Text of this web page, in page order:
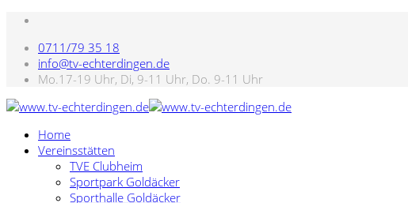
0711/79 35 18
info@tv-echterdingen.de
Mo.17-19 Uhr, Di, 9-11 Uhr, Do. 9-11 Uhr
Home
Vereinsstätten
TVE Clubheim
Sportpark Goldäcker
Sporthalle Goldäcker